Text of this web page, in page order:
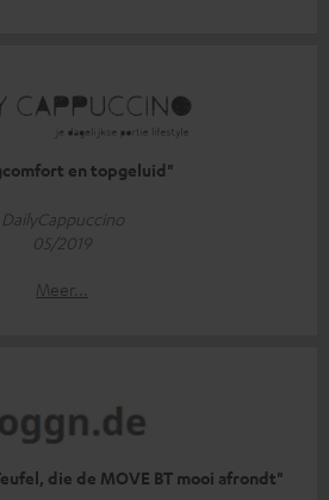
en topgeluid"
DailyCappuccino
05/2019
Meer...
die de MOVE BT mooi afrondt"